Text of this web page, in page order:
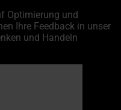
Optimierung und
Ihre Feedback in unser
und Handeln